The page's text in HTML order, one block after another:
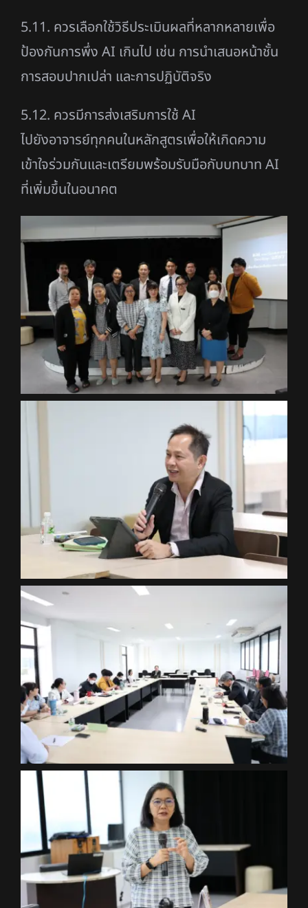
5.11. ควรเลือกใช้วิธีประเมินผลที่หลากหลายเพื่อ
ป้องกันการพึ่ง AI เกินไป เช่น การนำเสนอหน้าชั้น
การสอบปากเปล่า และการปฏิบัติจริง
5.12. ควรมีการส่งเสริมการใช้ AI
ไปยังอาจารย์ทุกคนในหลักสูตรเพื่อให้เกิดความ
เข้าใจร่วมกันและเตรียมพร้อมรับมือกับบทบาท AI
ที่เพิ่มขึ้นในอนาคต